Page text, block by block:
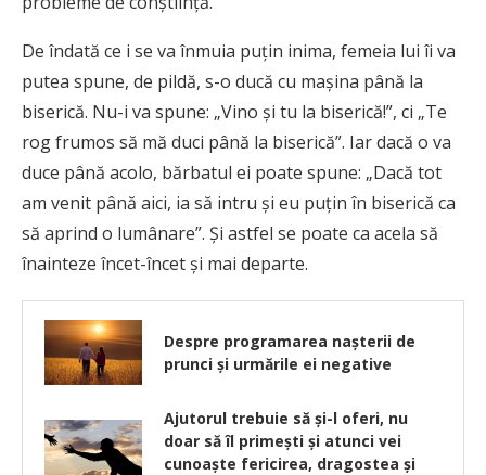
De îndată ce i se va înmuia puţin inima, femeia lui îi va
putea spune, de pildă, s-o ducă cu maşina până la
biserică. Nu-i va spune: „Vino şi tu la biserică!”, ci „Te
rog frumos să mă duci până la biserică”. Iar dacă o va
duce până acolo, bărbatul ei poate spune: „Dacă tot
am venit până aici, ia să intru şi eu puţin în biserică ca
să aprind o lumânare”. Şi astfel se poate ca acela să
înainteze încet-încet şi mai departe.
Despre programarea nașterii de
prunci și urmările ei negative
Ajutorul trebuie să şi-l oferi, nu
doar să îl primeşti şi atunci vei
cunoaşte fericirea, dragostea şi